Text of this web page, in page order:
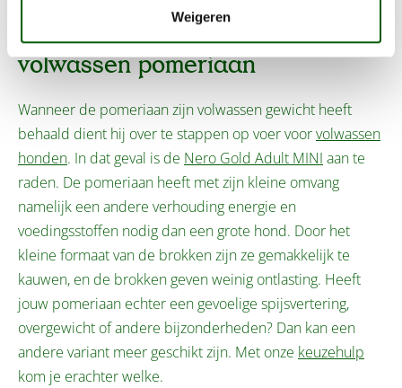
Weigeren
De beste voeding voor een
volwassen pomeriaan
Wanneer de pomeriaan zijn volwassen gewicht heeft
behaald dient hij over te stappen op voer voorvolwassen
honden. In dat geval is de Nero Gold Adult MINI aan te
raden. De pomeriaan heeft met zijn kleine omvang
namelijk een andere verhouding energie en
voedingsstoffen nodig dan een grote hond. Door het
kleine formaat van de brokken zijn ze gemakkelijk te
kauwen, en de brokken geven weinig ontlasting. Heeft
jouw pomeriaan echter een gevoelige spijsvertering,
overgewicht of andere bijzonderheden? Dan kan een
andere variant meer geschikt zijn. Met onze keuzehulp
kom je erachter welke.